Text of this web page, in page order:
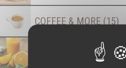
COFFEE & MORE(15)
FRESH / NATURAL